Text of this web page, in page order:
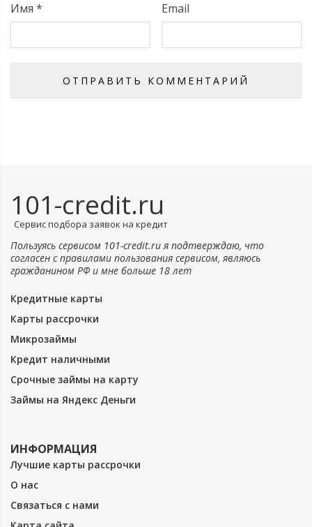
Имя * Email
101-credit.ru
Сервис подбора заявок на кредит
Пользуясь сервисом 101-credit.ru я подтверждаю, что
согласен с правилами пользования сервисом, являюсь
гражданином РФ и мне больше 18 лет
Кредитные карты
Карты рассрочки
Микрозаймы
Кредит наличными
Срочные займы на карту
Займы на Яндекс Деньги
ИНФОРМАЦИЯ
Лучшие карты рассрочки
О нас
Связаться с нами